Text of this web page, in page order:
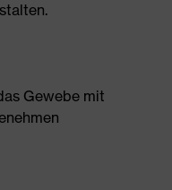
Gewebe mit